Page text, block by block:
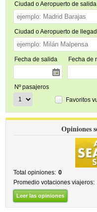
Ciudad o Aeropuerto de salida
Ciudad o Aeropuerto de
Fecha de salida Fecha de
Nº pasajeros
Favoritos
Opiniones
Total opiniones: 0
Promedio votaciones viajeros:
Leer las opiniones